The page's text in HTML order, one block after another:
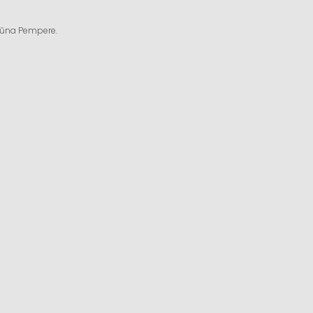
Pempere.